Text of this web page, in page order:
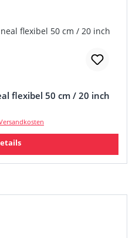
flexibel 50 cm / 20 inch